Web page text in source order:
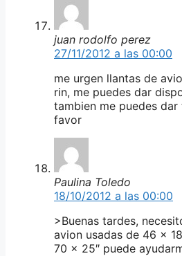
juan rodolfo perez
27/11/2012 a las 00:00
me urgen llantas de
rin, me puedes dar
tambien me puedes
favor
Paulina Toledo
18/10/2012 a las 00:00
>Buenas tardes,
avion usadas de 46 x
70 x 25″ puede